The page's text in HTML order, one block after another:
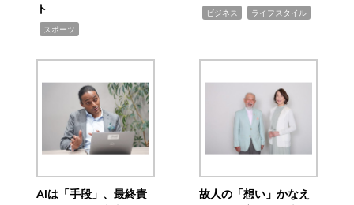
ト
スポーツ
ビジネス ライフスタイル
AIは「手段」、最終責
故人の「想い」かなえ